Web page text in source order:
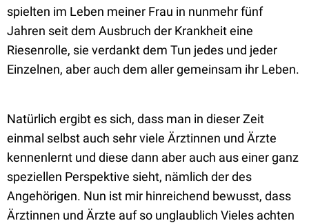
spielten im Leben meiner Frau in nunmehr fünf
Jahren seit dem Ausbruch der Krankheit eine
Riesenrolle, sie verdankt dem Tun jedes und jeder
Einzelnen, aber auch dem aller gemeinsam ihr Leben.
Natürlich ergibt es sich, dass man in dieser Zeit
einmal selbst auch sehr viele Ärztinnen und Ärzte
kennenlernt und diese dann aber auch aus einer ganz
speziellen Perspektive sieht, nämlich der des
Angehörigen. Nun ist mir hinreichend bewusst, dass
Ärztinnen und Ärzte auf so unglaublich Vieles achten